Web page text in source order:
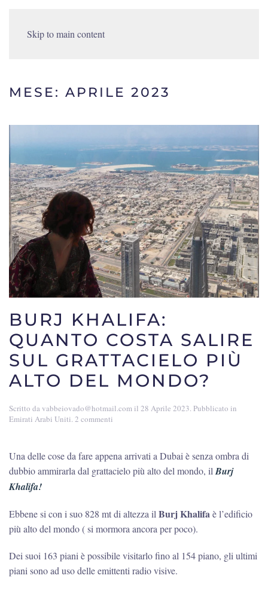
Skip to main content
MESE: APRILE 2023
BURJ KHALIFA:
QUANTO COSTA SALIRE
SUL GRATTACIELO PIÙ
ALTO DEL MONDO?
Scritto davabbeiovado@hotmail.com il 28 Aprile 2023. Pubblicato in
Emirati Arabi Uniti. 2 commenti
costa
salire
alto
del
Una delle cose da fare appena arrivati a Dubai è senza ombra di
dubbio ammirarla dal grattacielo più alto del mondo, il Burj
Khalifa!
Ebbene si con i suo 828 mt di altezza il Burj Khalifaè l’edificio
più alto del mondo ( si mormora ancora per poco).
Dei suoi 163 piani è possibile visitarlo fino al 154 piano, gli ultimi
piani sono ad uso delle emittenti radio visive.